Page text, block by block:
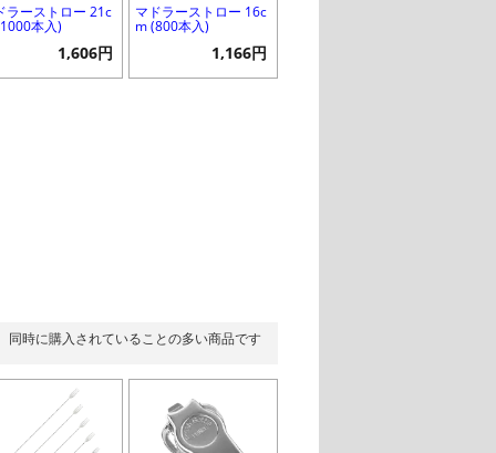
ラーストロー 21c
本入)
1,606円
マドラーストロー 16c
m (800本入)
1,166円
同時に購入されていることの多い商品です